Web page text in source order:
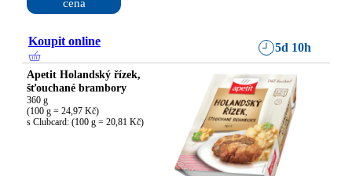
cena
Koupit online 5d 10h
Apetit Holandský řízek,
šťouchané brambory
360 g
(100 g = 24,97 Kč)
s Clubcard: (100 g = 20,81 Kč)